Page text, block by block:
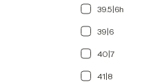
39.5|6h
39|6
40|7
41|8